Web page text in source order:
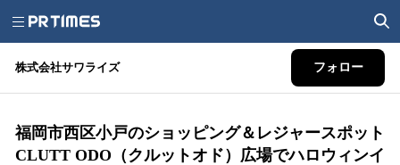
株式会社サワライズ フォロー
福岡市西区小戸のショッピング＆レジャースポット
CLUTT ODO（クルットオド）広場でハロウィンイ